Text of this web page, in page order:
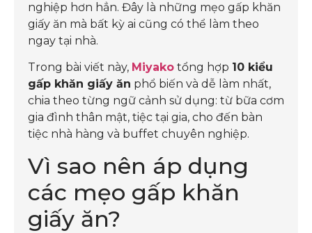
nghiệp hơn hẳn. Đây là những mẹo gấp khăn
giấy ăn mà bất kỳ ai cũng có thể làm theo
ngay tại nhà.
Trong bài viết này, Miyako tổng hợp 10 kiểu
gấp khăn giấy ăn phổ biến và dễ làm nhất,
chia theo từng ngữ cảnh sử dụng: từ bữa cơm
gia đình thân mật, tiệc tại gia, cho đến bàn
tiệc nhà hàng và buffet chuyên nghiệp.
Vì sao nên áp dụng
các mẹo gấp khăn
giấy ăn?